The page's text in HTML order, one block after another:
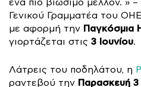
ένα πιο βιώσιμο μέλλον. »
Γενικού Γραμματέα του
με αφορμή την Παγκόσμια
γιορτάζεται στις 3 Ιουνίου.
Λάτρεις του ποδηλάτου, η
ραντεβού την Παρασκευή 3